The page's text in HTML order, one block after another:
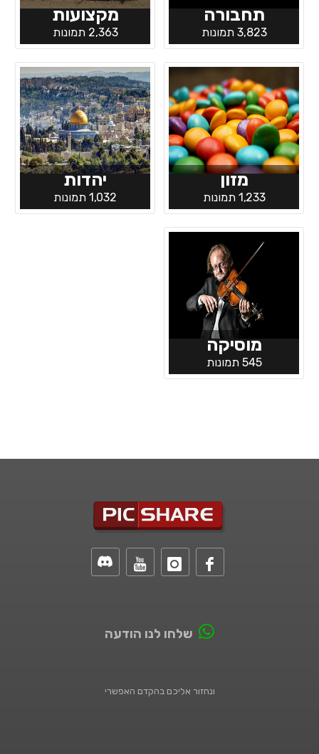
תחבורה
3,823 תמונות
מקצועות
2,363 תמונות
מזון
1,233 תמונות
יהדות
1,032 תמונות
מוסיקה
545 תמונות
שלחו לנו הודעה
ונחזור אליכם בהקדם האפשרי